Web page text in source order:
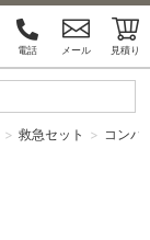
電話 メール 見積り
救急セット コンパ